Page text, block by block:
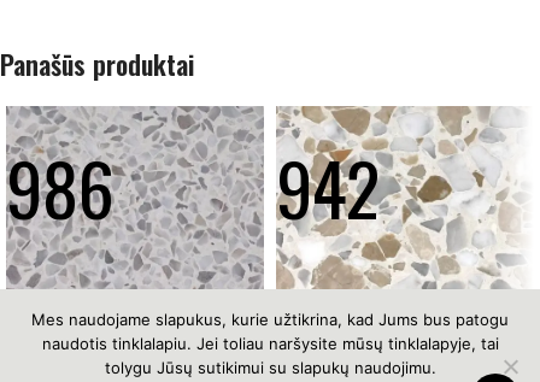
Panašūs produktai
986 942
Mes naudojame slapukus, kurie užtikrina, kad Jums bus patogu
naudotis tinklalapiu. Jei toliau naršysite mūsų tinklalapyje, tai
tolygu Jūsų sutikimui su slapukų naudojimu.